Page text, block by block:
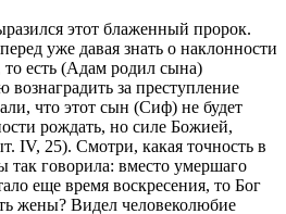
этот блаженный пророк.
уже давая знать о наклонности
то есть (Адам родил сына)
за преступление
что этот сын (Сиф) не будет
рождать, но силе Божией,
IV, 25). Смотри, какая точность в
так говорила: вместо умершаго
еще время воскресения, то Бог
жены? Видел человеколюбие